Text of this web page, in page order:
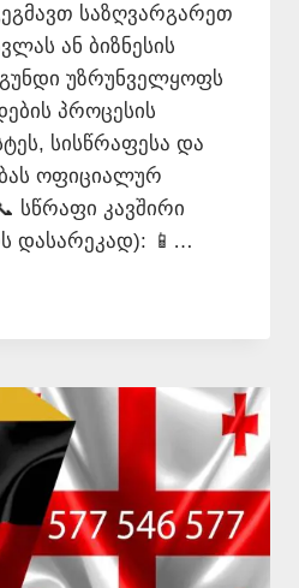
საზღვარგარეთ
ან ბიზნესის
გუნდი უზრუნველყოფს
პროცესის
სისწრაფესა და
ოფიციალურ
სწრაფი კავშირი
დასარეკად): 📱…